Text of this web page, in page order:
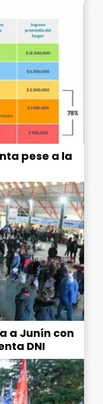
pese a la
a Junín con
DNI